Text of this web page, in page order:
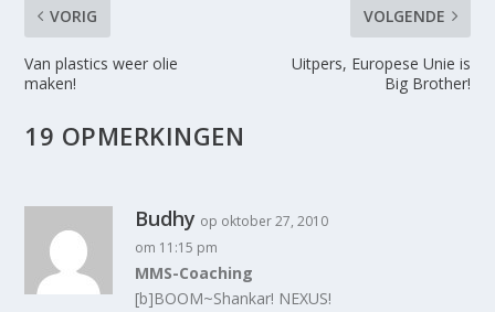
VORIG
Van plastics weer olie
maken!
VOLGENDE
Uitpers, Europese Unie is
Big Brother!
19 OPMERKINGEN
Budhy op oktober 27, 2010
om 11:15 pm
MMS-Coaching
[b]BOOM~Shankar! NEXUS!